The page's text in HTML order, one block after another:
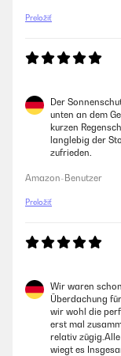
Preložiť
Der
unten an dem
kurzen
langlebig der
zufrieden.
Amazon-Benutzer
Preložiť
Wir waren
Überdachung
wir wohl die
erst mal
relativ
wiegt es